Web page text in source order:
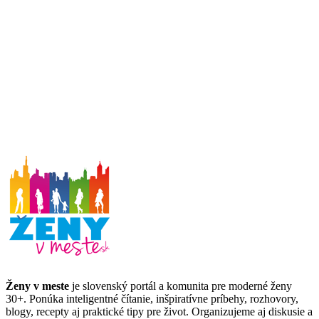
Ženy v meste je slovenský portál a komunita pre moderné ženy
30+. Ponúka inteligentné čítanie, inšpiratívne príbehy, rozhovory,
blogy, recepty aj praktické tipy pre život. Organizujeme aj diskusie a